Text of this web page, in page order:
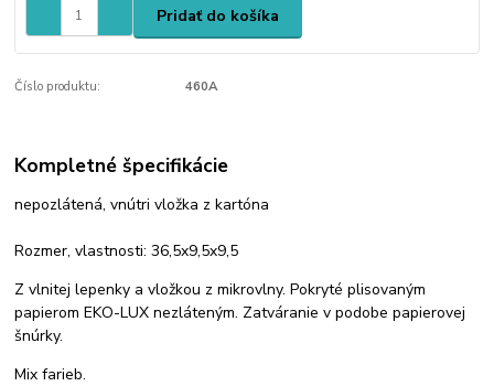
Pridať do košíka
Číslo produktu: 460A
Kompletné špecifikácie
nepozlátená, vnútri vložka z kartóna
Rozmer, vlastnosti: 36,5x9,5x9,5
Z vlnitej lepenky a vložkou z mikrovlny. Pokryté plisovaným
papierom EKO-LUX nezláteným. Zatváranie v podobe papierovej
šnúrky.
Mix farieb.